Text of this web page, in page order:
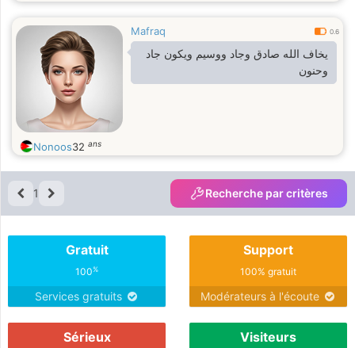
Mafraq 0.6
يخاف الله صادق وجاد ووسيم ويكون جاد
وحنون
Nonoos32 ans
1 Recherche par critères
Gratuit
100%
Services gratuits
Support
100% gratuit
Modérateurs à l'écoute
Sérieux Visiteurs